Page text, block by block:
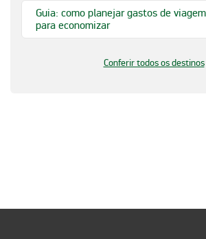
Guia: como planejar gastos de
para economizar
Conferir todos os destinos